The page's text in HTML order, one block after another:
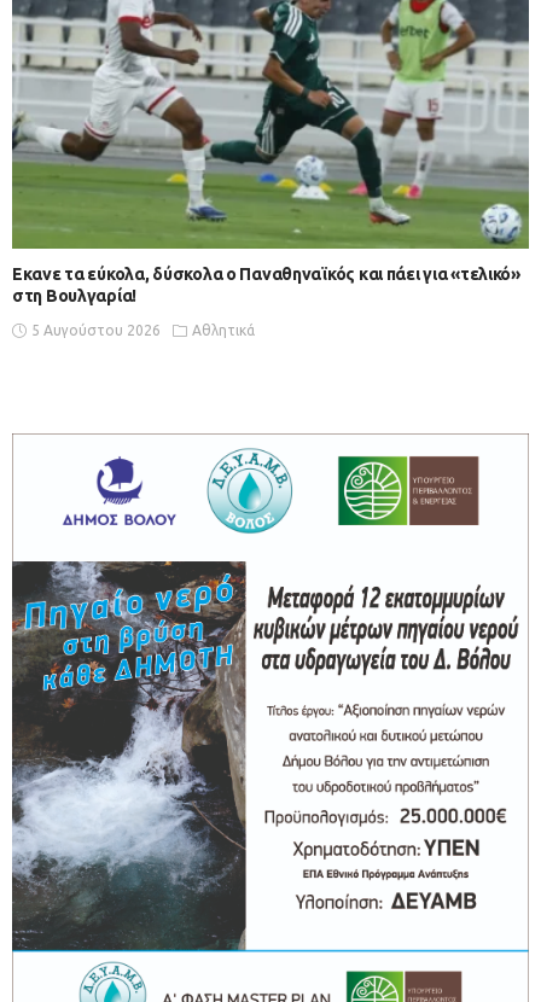
Εκανε τα εύκολα, δύσκολα ο Παναθηναϊκός και πάει για «τελικό»
στη Βουλγαρία!
5 Αυγούστου 2026 Αθλητικά